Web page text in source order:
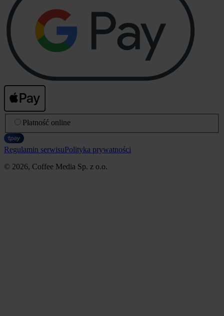
Płatność online
Regulamin serwisuPolityka prywatności
© 2026, Coffee Media Sp. z o.o.